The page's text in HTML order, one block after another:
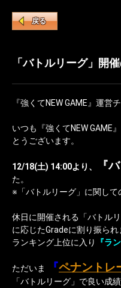
戻る
「バトルリーグ」開
『強くてNEW GAME』運営
いつも『強くてNEW GAME
とうございます。
12/18(土) 14:00より、 『
た。
※「バトルリーグ」に関して
休日に開催される「バトル
に応じたGradeに割り振られ
ランキング上位に入り
『ラ
ただいま 『ペナントレ
「バトルリーグ」で良い成